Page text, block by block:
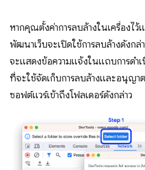
หากคุณตั้งค่าการลบล้างในเครื่องไ
พัฒนาเว็บจะเปิดใช้การลบล้างดังกล่
จะแสดงข้อความแจ้งในแถบการดำ
ที่จะใช้จัดเก็บการลบล้างและอนุญ
ซอฟต์แวร์เข้าถึงโฟลเดอร์ดังกล่าว